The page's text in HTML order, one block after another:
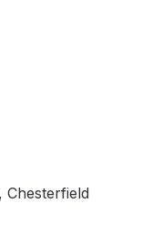
Chesterfield